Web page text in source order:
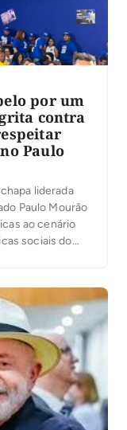
por um
contra
Paulo
liderada
Paulo Mourão
ao cenário
sociais do
a […]